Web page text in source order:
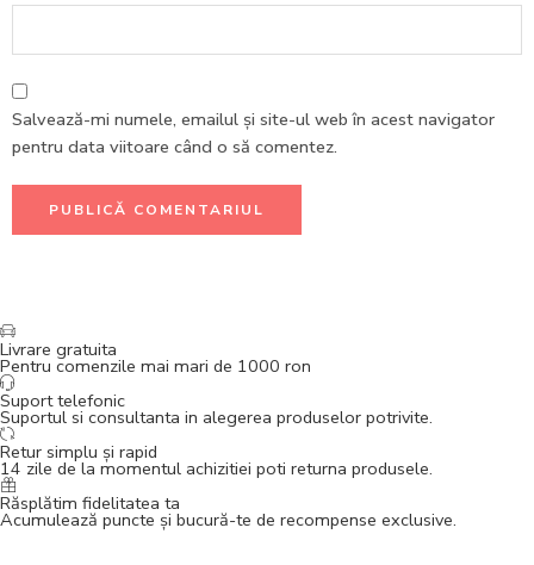
Salvează-mi numele, emailul și site-ul web în acest navigator
pentru data viitoare când o să comentez.
Livrare gratuita
Pentru comenzile mai mari de 1000 ron
Suport telefonic
Suportul si consultanta in alegerea produselor potrivite.
Retur simplu și rapid
14 zile de la momentul achizitiei poti returna produsele.
Răsplătim fidelitatea ta
Acumulează puncte și bucură-te de recompense exclusive.